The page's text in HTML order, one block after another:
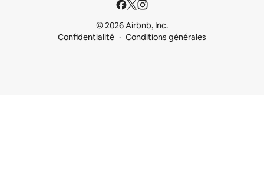
© 2026 Airbnb, Inc.
Confidentialité
Conditions générales